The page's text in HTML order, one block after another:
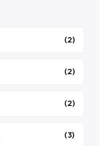
(2)
(2)
(2)
(3)